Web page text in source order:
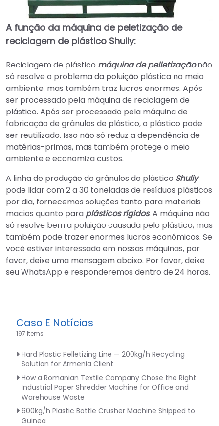
A função da máquina de peletização de
reciclagem de plástico Shuliy:
Reciclagem de plástico máquina de pelletizaçãonão
só resolve o problema da poluição plástica no meio
ambiente, mas também traz lucros enormes. Após
ser processado pela máquina de reciclagem de
plástico. Após ser processado pela máquina de
fabricação de grânulos de plástico, o plástico pode
ser reutilizado. Isso não só reduz a dependência de
matérias-primas, mas também protege o meio
ambiente e economiza custos.
A linha de produção de grânulos de plástico Shuliy
pode lidar com 2 a 30 toneladas de resíduos plásticos
por dia, fornecemos soluções tanto para materiais
macios quanto para plásticos rígidos. A máquina não
só resolve bem a poluição causada pelo plástico, mas
também pode trazer enormes lucros econômicos. Se
você estiver interessado em nossas máquinas, por
favor, deixe uma mensagem abaixo. Por favor, deixe
seu WhatsApp e responderemos dentro de 24 horas.
Caso E Notícias
197 Items
Hard Plastic Pelletizing Line — 200kg/h Recycling
Solution for Armenia Client
How a Romanian Textile Company Chose the Right
Industrial Paper Shredder Machine for Office and
Warehouse Waste
600kg/h Plastic Bottle Crusher Machine Shipped to
Guinea